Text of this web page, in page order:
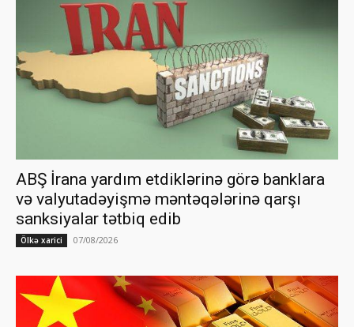
ABŞ İrana yardım etdiklərinə görə banklara
və valyutadəyişmə məntəqələrinə qarşı
sanksiyalar tətbiq edib
Ölkə xarici 07/08/2026